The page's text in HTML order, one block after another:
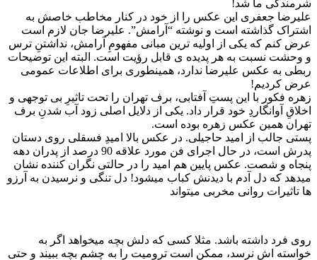
شرمندگی ما شد!
علیرضا جعفری این عکس را از خود در کنار مخاطب خاصش به
اشتراک گذاشته است و نوشته “آرامش”. علیرضا جان لازم است
عرض کنم که یکی از اولیه ترین مبانی مفهومِ آرامش، نداشتنِ ترس
و وحشت نسبت به هر پدیده ی قابل رؤیت است. البته این توضیحات
ربطی به عکس علیرضا ندارد، همینطوری برای اطلاعات عمومی
عرض کردیم!
زهره فکور با این پستِ آفتابی، برف تهران را تحت تاثیرِ بی توجهی و
اخلاقِ آوانگاردِ خود قرار داد. یکی از دلایل اصلی زود آب شدنِ برف
تهران همین عکس زهره بوده است.
پستی جالب از امید حاجیلی. در عکس بالا امیدِ فسقلی روی دستان
پدرش است، در حال اجرای فن مورد علاقه 90 درصد از پدران دهه
پنجاه و شصت. عکس پایین هم امید را در حالتی نگران کننده نشان
میدهد که دل آدم با دیدنش کباب میشود! دل تنگی و نرسیدن به آرزو
ها تاثیرات روانی مخربی میتواند
روی فرد داشته باشد. مثلا کسی که دلش بچه میخواهد اگر به
خواسته اش نرسد، ممکن است ترومیت را به چشم بچه ببیند و حتی